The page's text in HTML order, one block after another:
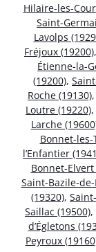
Hilaire-les-
Saint-
Lavolps
Fréjoux (19200),
Étienne-la-
(19200),
Roche (19130),
Loutre (19220),
Larche
Bonnet-
l’Enfantier
Bonnet-Elvert
Saint-Bazile-
(19320),
Saillac (19500),
d’Égletons
Peyroux